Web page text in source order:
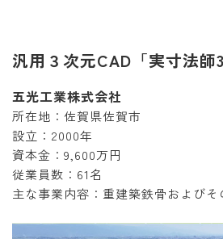
汎用３次元CAD「実寸法師
五光工業株式会社
所在地：佐賀県佐賀市
設立：2000年
資本金：9,600万円
従業員数：61名
主な事業内容：重建築鉄骨および